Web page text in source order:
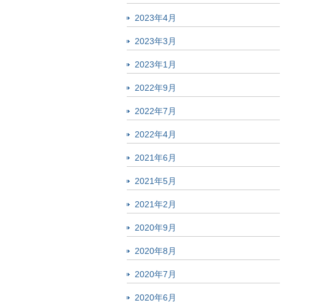
2023年4月
2023年3月
2023年1月
2022年9月
2022年7月
2022年4月
2021年6月
2021年5月
2021年2月
2020年9月
2020年8月
2020年7月
2020年6月